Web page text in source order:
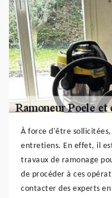
À force d'être sollicitées,
entretiens. En effet, il
travaux de ramonage
de procéder à ces
contacter des experts